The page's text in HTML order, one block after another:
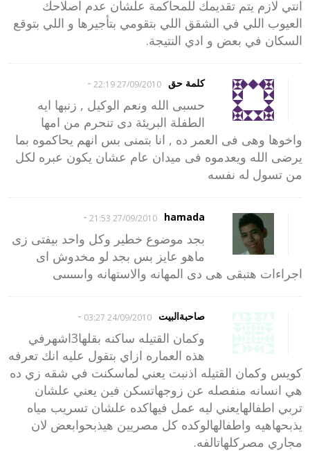
انتي لازم يتم تقديمك للمحاكمة علشان عدم اصلاحك
العيوب اللي في الشقق اللي بتقومي بتأجيرها و اللي بتوقع
السكان في بعض و ادي النتيجة.
كلمة حق 27/09/2010 22:19
-
حسبى الله ونعم الوكيل , زنبها ايه
الطفلة البريئة دى تنحرم من امها
واخوها وهى فى العمر ده , انا بتمنى بس انهم يحاكموه بما
يرضى الله ويعدموه فى ميدان عام عشان يكون عبره لكل
من تسول له نفسه
hamada
27/09/2010 21:53
-
بجد موضوع خطير وكل واحد بيفتى زى
ماهو عايز بس بجد لو مخدوش اى
اجراءات هتبقى هى دى المهانه والاستهانه واىىىىىىى
صاحبةالبيت 24/09/2010 03:27
-
وكمان القتيله ساكنه بقلها3اشهرفي
هذه العماره ازاي بتقول عليه انك تعرفه
كويس وكمان القتيله اذنبت يعني لماسكنت في شقه زي ده
هي انسانه منفصله عن زوجهاتسكن فين يعني علشان
تربي اطفالهايعني ليه عمل فيهاكده علشان تسريب مياه
يذبحهاهيه واطفالهالوكده كل مصريين هيذبحوابعض لان
مجاري مصركلهاتالفه.